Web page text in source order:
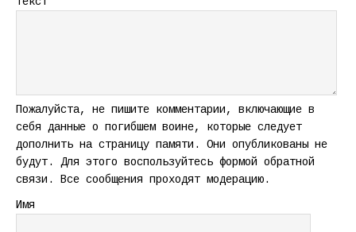
Пожалуйста, не пишите комментарии, включающие в
себя данные о погибшем воине, которые следует
дополнить на страницу памяти. Они опубликованы не
будут. Для этого воспользуйтесь формой обратной
связи. Все сообщения проходят модерацию.
Имя